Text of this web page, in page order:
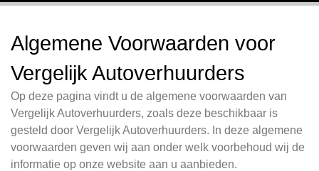
Algemene Voorwaarden voor
Vergelijk Autoverhuurders
Op deze pagina vindt u de algemene voorwaarden van
Vergelijk Autoverhuurders, zoals deze beschikbaar is
gesteld door Vergelijk Autoverhuurders. In deze algemene
voorwaarden geven wij aan onder welk voorbehoud wij de
informatie op onze website aan u aanbieden.